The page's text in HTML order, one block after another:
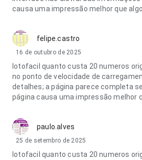
causa uma impressão melhor que
felipe.castro
16 de outubro de 2025
lotofacil quanto custa 20 numeros
no ponto de velocidade de
detalhes; a página parece completa
página causa uma impressão melhor
paulo.alves
25 de setembro de 2025
lotofacil quanto custa 20 numeros